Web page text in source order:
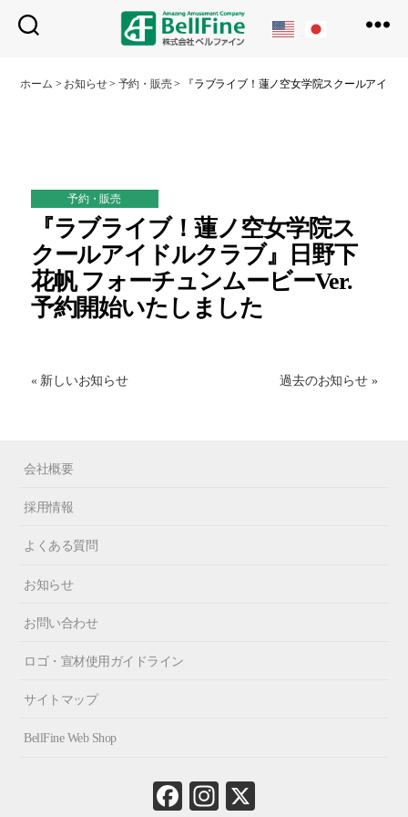
フ
ホーム > お知らせ> 予約・販売> 『ラブライブ！蓮ノ空女学院スクールアイド
予約・販売
『ラブライブ！蓮ノ空女学院ス
クールアイドルクラブ』日野下
花帆 フォーチュンムービーVer.
予約開始いたしました
« 新しいお知らせ 過去のお知らせ »
会社概要
採用情報
よくある質問
お知らせ
お問い合わせ
ロゴ・宣材使用ガイドライン
サイトマップ
BellFine Web Shop
Fa
ce
In
st